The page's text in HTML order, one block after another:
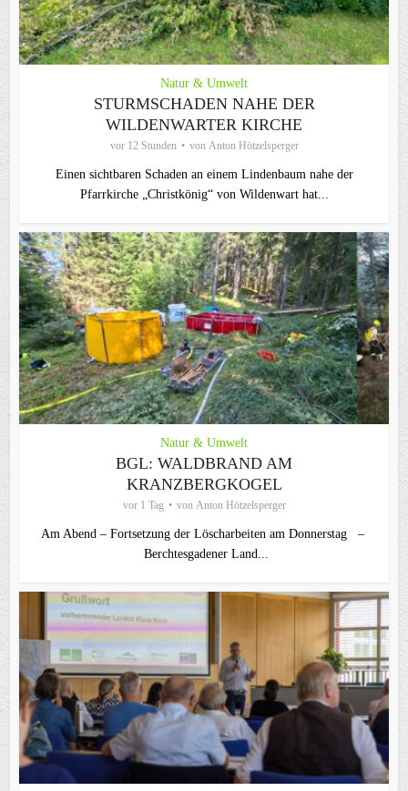
Natur & Umwelt
STURMSCHADEN NAHE DER
WILDENWARTER KIRCHE
vor 12 Stunden von Anton Hötzelsperger
Einen sichtbaren Schaden an einem Lindenbaum nahe der
Pfarrkirche „Christkönig“ von Wildenwart hat...
Natur & Umwelt
BGL: WALDBRAND AM
KRANZBERGKOGEL
vor 1 Tag von Anton Hötzelsperger
Am Abend – Fortsetzung der Löscharbeiten am Donnerstag –
Berchtesgadener Land...